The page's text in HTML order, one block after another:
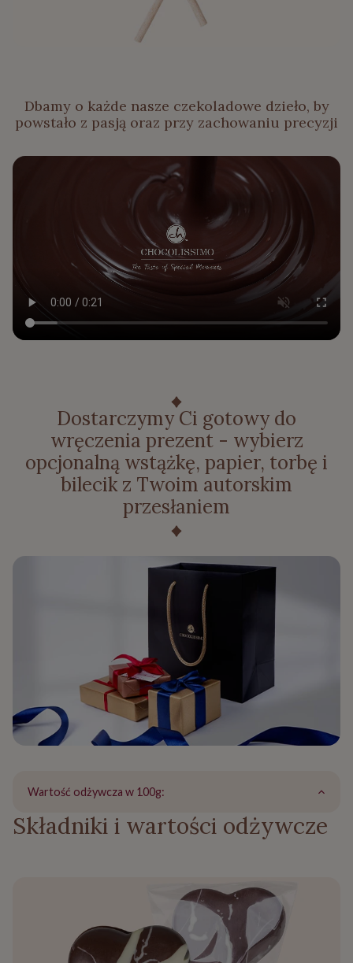
Dbamy o każde nasze czekoladowe dzieło, by
powstało z pasją oraz przy zachowaniu precyzji
Dostarczymy Ci gotowy do
wręczenia prezent - wybierz
opcjonalną wstążkę, papier, torbę i
bilecik z Twoim autorskim
przesłaniem
Wartość odżywcza w 100g:
Składniki i wartości odżywcze